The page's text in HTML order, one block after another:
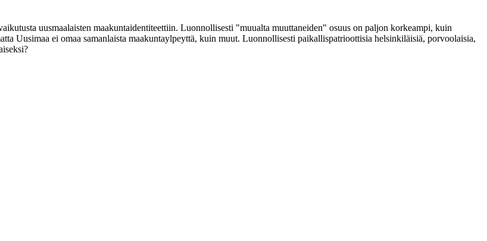
uusmaalaisten maakuntaidentiteettiin. Luonnollisesti "muualta muuttaneiden" osuus on paljon korkeampi, kuin
Uusimaa ei omaa samanlaista maakuntaylpeyttä, kuin muut. Luonnollisesti paikallispatrioottisia helsinkiläisiä, porvoolaisia,